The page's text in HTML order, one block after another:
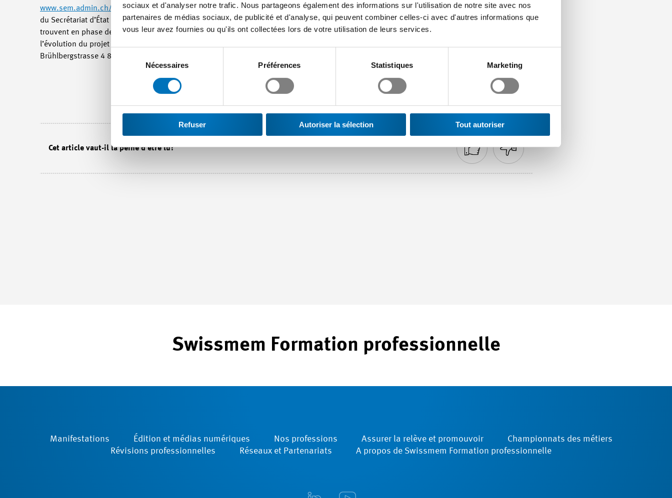
sociaux et d'analyser notre trafic. Nous partageons également des informations sur l'utilisation de notre site avec nos
partenaires de médias sociaux, de publicité et d'analyse, qui peuvent combiner celles-ci avec d'autres informations que
vous leur avez fournies ou qu'ils ont collectées lors de votre utilisation de leurs services.
Sélection
Nécessaires Préférences Statistiques Marketing
Refuser Autoriser la sélection Tout autoriser
www.sem.admin.ch/sem/fr/home/themen/integration/ppnb/integrvorlehre-sprachfoerd.html _blank external-link-new-window>site Internet
du Secrétariat d’État aux migrations</link>. La recommandation pour le PAI en mécanique/automation ainsi qu’un dépliant d’information se
trouvent en phase de développement et seront publiés sur le site Internet de Swissmem une fois terminés. Pour toutes informations sur
l’évolution du projet « PAI en mécanique/automation », veuillez vous adresser à : Swissmem Formation professionnelle Arthur Glättli
Brühlbergstrasse 4 8400 Winterthour Tel.: 052 260 55 00 E-Mail: <link a.glaettli@swissmem.ch>a.glaettli@swissmem.ch</link>
Cet article vaut-il la peine d'être lu?
Swissmem Formation professionnelle
Manifestations Édition et médias numériques Nos professions Assurer la relève et promouvoir
Championnats des métiers
Révisions ­professionnelles
Réseaux et Partenariats A propos de Swissmem Formation ­professionnelle